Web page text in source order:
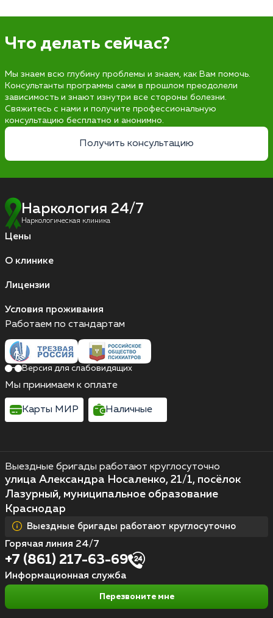
Что делать сейчас?
Мы знаем всю глубину проблемы и знаем, как Вам помочь.
Консультанты программы сами в прошлом преодолели
зависимость и знают изнутри все стороны болезни.
Свяжитесь с нами и получите профессиональную
консультацию бесплатно и анонимно.
Получить консультацию
Наркология 24/7
Наркологическая клиника
Цены
О клинике
Лицензии
Условия проживания
Выездные бригады работают круглосуточно
улица Александра Носаленко, 21/1, посёлок
Лазурный, муниципальное образование
Краснодар
Выездные бригады работают круглосуточно
Горячая линия 24/7
+7 (861) 217-63-69
Информационная служба
Перезвоните мне
Работаем по стандартам
Версия для слабовидящих
Мы принимаем к оплате
Карты МИР Наличные